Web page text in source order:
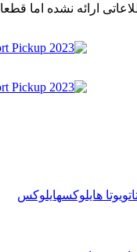
از هایلوکس روگ که برچسب قیمت
تویوتا هایلوکسهایلوکس